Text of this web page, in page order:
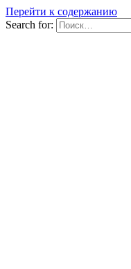
Перейти к содержанию
Search for: